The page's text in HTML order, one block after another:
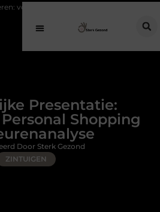
bij diefstal en schade
Presentatie:
Shopping
ZINTUIGEN
Door Sterk Gezond